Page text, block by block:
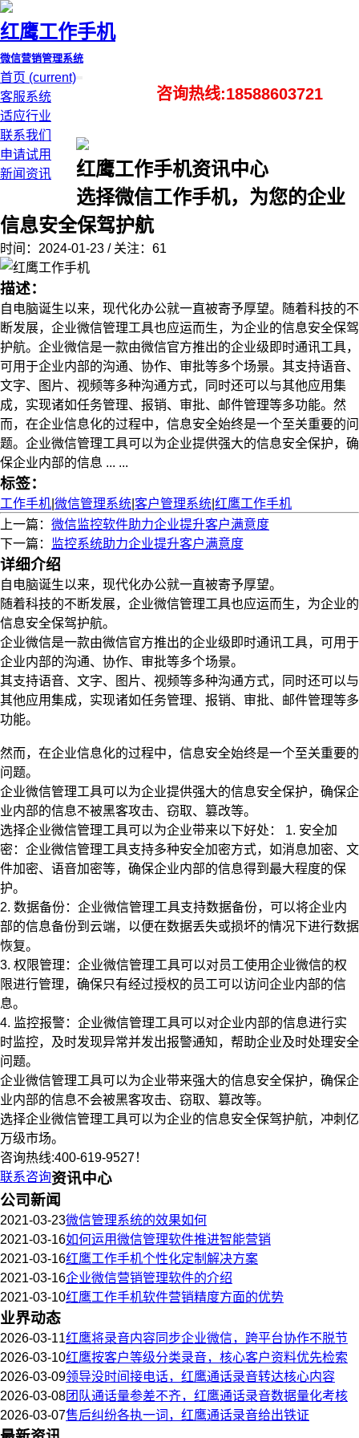
红鹰工作手机
微信营销管理系统
首页 (current)
客服系统
适应行业
联系我们
申请试用
新闻资讯
咨询热线:18588603721
红鹰工作手机资讯中心
选择微信工作手机，为您的企业
信息安全保驾护航
时间：2024-01-23 / 关注：61
描述：
自电脑诞生以来，现代化办公就一直被寄予厚望。随着科技的不
断发展，企业微信管理工具也应运而生，为企业的信息安全保驾
护航。企业微信是一款由微信官方推出的企业级即时通讯工具，
可用于企业内部的沟通、协作、审批等多个场景。其支持语音、
文字、图片、视频等多种沟通方式，同时还可以与其他应用集
成，实现诸如任务管理、报销、审批、邮件管理等多功能。然
而，在企业信息化的过程中，信息安全始终是一个至关重要的问
题。企业微信管理工具可以为企业提供强大的信息安全保护，确
保企业内部的信息 ... ...
标签：
工作手机 微信管理系统 客户管理系统 红鹰工作手机
上一篇： 微信监控软件助力企业提升客户满意度
下一篇：
监控系统助力企业提升客户满意度
详细介绍
自电脑诞生以来，现代化办公就一直被寄予厚望。
随着科技的不断发展，企业微信管理工具也应运而生，为企业的
信息安全保驾护航。
企业微信是一款由微信官方推出的企业级即时通讯工具，可用于
企业内部的沟通、协作、审批等多个场景。
其支持语音、文字、图片、视频等多种沟通方式，同时还可以与
其他应用集成，实现诸如任务管理、报销、审批、邮件管理等多
功能。
然而，在企业信息化的过程中，信息安全始终是一个至关重要的
问题。
企业微信管理工具可以为企业提供强大的信息安全保护，确保企
业内部的信息不被黑客攻击、窃取、篡改等。
选择企业微信管理工具可以为企业带来以下好处： 1. 安全加
密：企业微信管理工具支持多种安全加密方式，如消息加密、文
件加密、语音加密等，确保企业内部的信息得到最大程度的保
护。
2. 数据备份：企业微信管理工具支持数据备份，可以将企业内
部的信息备份到云端，以便在数据丢失或损坏的情况下进行数据
恢复。
3. 权限管理：企业微信管理工具可以对员工使用企业微信的权
限进行管理，确保只有经过授权的员工可以访问企业内部的信
息。
4. 监控报警：企业微信管理工具可以对企业内部的信息进行实
时监控，及时发现异常并发出报警通知，帮助企业及时处理安全
问题。
企业微信管理工具可以为企业带来强大的信息安全保护，确保企
业内部的信息不会被黑客攻击、窃取、篡改等。
选择企业微信管理工具可以为企业的信息安全保驾护航，冲刺亿
万级市场。
咨询热线:400-619-9527！
联系咨询资讯中心
公司新闻
2021-03-23微信管理系统的效果如何
2021-03-16如何运用微信管理软件推进智能营销
2021-03-16红鹰工作手机个性化定制解决方案
2021-03-16企业微信营销管理软件的介绍
2021-03-10红鹰工作手机软件营销精度方面的优势
业界动态
2026-03-11红鹰将录音内容同步企业微信，跨平台协作不脱节
2026-03-10红鹰按客户等级分类录音，核心客户资料优先检索
2026-03-09领导没时间接电话，红鹰通话录音转达核心内容
2026-03-08团队通话量参差不齐，红鹰通话录音数据量化考核
2026-03-07售后纠纷各执一词，红鹰通话录音给出铁证